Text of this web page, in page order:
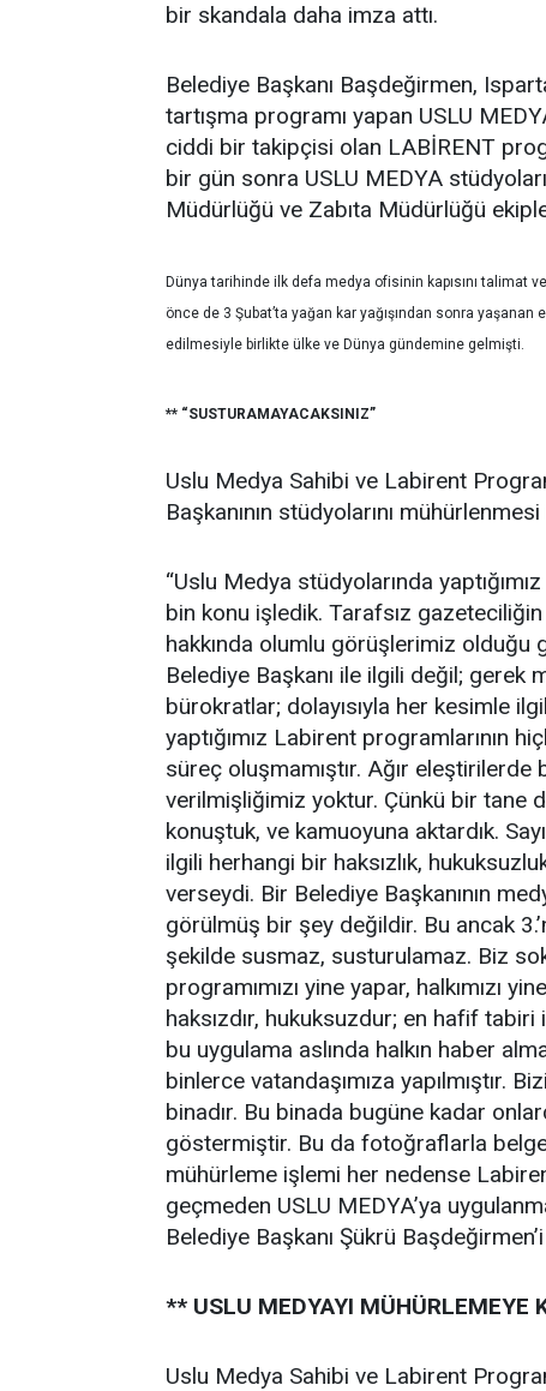
bir skandala daha imza attı.
Belediye Başkanı Başdeğirmen,
tartışma programı yapan USLU
ciddi bir takipçisi olan LABİRENT
bir gün sonra USLU MEDYA
Müdürlüğü ve Zabıta Müdürlüğü
Dünya tarihinde ilk defa medya ofisinin kapısını talimat
önce de 3 Şubat’ta yağan kar yağışından sonra
edilmesiyle birlikte ülke ve Dünya gündemine gelmişti.
** “SUSTURAMAYACAKSINIZ”
Uslu Medya Sahibi ve Labirent
Başkanının stüdyolarını
“Uslu Medya stüdyolarında
bin konu işledik. Tarafsız
hakkında olumlu görüşlerimiz olduğu
Belediye Başkanı ile ilgili değil; gerek
bürokratlar; dolayısıyla her kesimle
yaptığımız Labirent programlarının
süreç oluşmamıştır. Ağır
verilmişliğimiz yoktur. Çünkü bir tane
konuştuk, ve kamuoyuna aktardık.
ilgili herhangi bir haksızlık,
verseydi. Bir Belediye Başkanının
görülmüş bir şey değildir. Bu ancak
şekilde susmaz, susturulamaz. Biz
programımızı yine yapar, halkımızı
haksızdır, hukuksuzdur; en hafif tabiri
bu uygulama aslında halkın haber
binlerce vatandaşımıza yapılmıştır.
binadır. Bu binada bugüne kadar
göstermiştir. Bu da fotoğraflarla
mühürleme işlemi her nedense
geçmeden USLU MEDYA’ya
Belediye Başkanı Şükrü
** USLU MEDYAYI MÜHÜRLEMEYE
Uslu Medya Sahibi ve Labirent